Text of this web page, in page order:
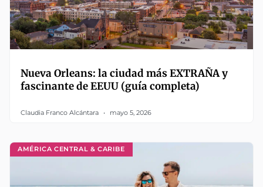
Nueva Orleans: la ciudad más EXTRAÑA y
fascinante de EEUU (guía completa)
Claudia Franco Alcántara mayo 5, 2026
AMÉRICA CENTRAL & CARIBE